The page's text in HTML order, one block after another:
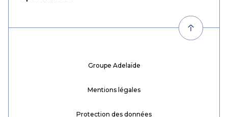
Groupe Adelaïde
Mentions légales
Protection des données